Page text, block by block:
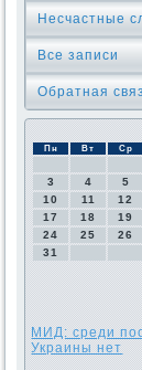
Несчастные
Все записи
Обратная
Пн Вт Ср
3
4 5
10
11 12
17
18 19
24
25 26
31
МИД: среди
Украины нет